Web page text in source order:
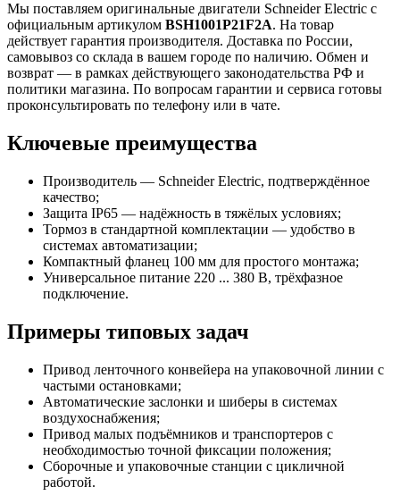
Мы поставляем оригинальные двигатели Schneider Electric с
официальным артикулом BSH1001P21F2A. На товар
действует гарантия производителя. Доставка по России,
самовывоз со склада в вашем городе по наличию. Обмен и
возврат — в рамках действующего законодательства РФ и
политики магазина. По вопросам гарантии и сервиса готовы
проконсультировать по телефону или в чате.
Ключевые преимущества
Производитель — Schneider Electric, подтверждённое
качество;
Защита IP65 — надёжность в тяжёлых условиях;
Тормоз в стандартной комплектации — удобство в
системах автоматизации;
Компактный фланец 100 мм для простого монтажа;
Универсальное питание 220 ... 380 В, трёхфазное
подключение.
Примеры типовых задач
Привод ленточного конвейера на упаковочной линии с
частыми остановками;
Автоматические заслонки и шиберы в системах
воздухоснабжения;
Привод малых подъёмников и транспортеров с
необходимостью точной фиксации положения;
Сборочные и упаковочные станции с цикличной
работой.